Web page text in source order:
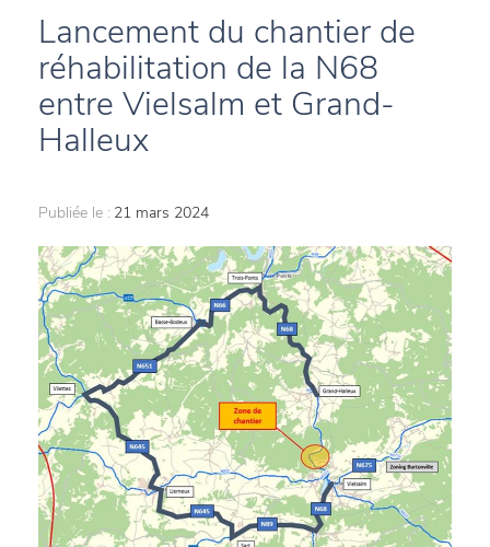
Lancement du chantier de
réhabilitation de la N68
entre Vielsalm et Grand-
Halleux
Publiée le : 21 mars 2024